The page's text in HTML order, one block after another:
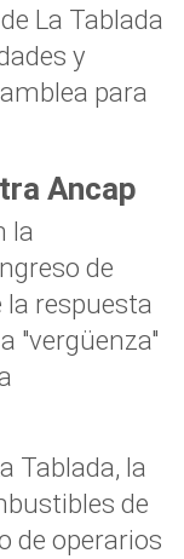
La Tablada
y
para
Ancap
la
de
la respuesta
"vergüenza"
Tablada, la
de
de operarios